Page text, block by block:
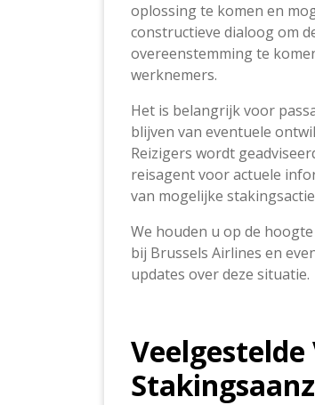
oplossing te komen en
constructieve dialoog om
overeenstemming te
werknemers.
Het is belangrijk voor
blijven van eventuele
Reizigers wordt
reisagent voor actuele
van mogelijke
We houden u op de
bij Brussels Airlines en
updates over deze situatie.